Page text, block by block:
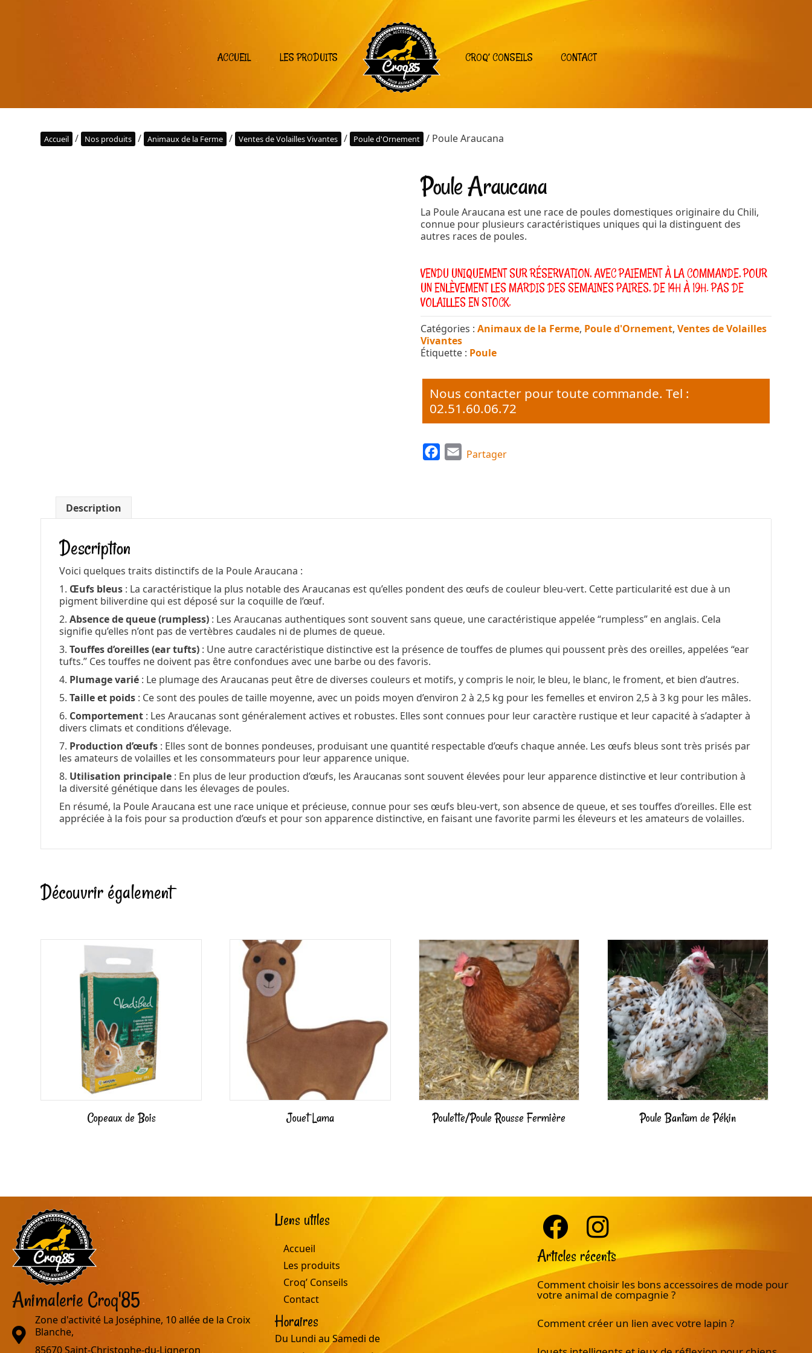
ACCUEIL LES PRODUITS CROQ’ CONSEILS CONTACT
Accueil / Nos produits / Animaux de la Ferme / Ventes de Volailles Vivantes / Poule d'Ornement / Poule Araucana
Poule Araucana
La Poule Araucana est une race de poules domestiques originaire du Chili,
connue pour plusieurs caractéristiques uniques qui la distinguent des
autres races de poules.
VENDU UNIQUEMENT SUR RÉSERVATION, AVEC PAIEMENT À LA COMMANDE, POUR
UN ENLÈVEMENT LES MARDIS DES SEMAINES PAIRES, DE 14H À 19H. PAS DE
VOLAILLES EN STOCK.
Catégories :Animaux de la Ferme, Poule d'Ornement,Ventes de Volailles
Vivantes
Étiquette : Poule
Nous contacter pour toute commande. Tel :
02.51.60.06.72
b
E
l
Partager
Description
Description
Voici quelques traits distinctifs de la Poule Araucana :
1. Œufs bleus : La caractéristique la plus notable des Araucanas est qu’elles pondent des œufs de couleur bleu-vert. Cette particularité est due à un
pigment biliverdine qui est déposé sur la coquille de l’œuf.
2.Absence de queue (rumpless) : Les Araucanas authentiques sont souvent sans queue, une caractéristique appelée “rumpless” en anglais. Cela
signifie qu’elles n’ont pas de vertèbres caudales ni de plumes de queue.
3.Touffes d’oreilles (ear tufts) : Une autre caractéristique distinctive est la présence de touffes de plumes qui poussent près des oreilles, appelées “ear
tufts.” Ces touffes ne doivent pas être confondues avec une barbe ou des favoris.
4. Plumage varié : Le plumage des Araucanas peut être de diverses couleurs et motifs, y compris le noir, le bleu, le blanc, le froment, et bien d’autres.
5.Taille et poids : Ce sont des poules de taille moyenne, avec un poids moyen d’environ 2 à 2,5 kg pour les femelles et environ 2,5 à 3 kg pour les mâles.
6. Comportement : Les Araucanas sont généralement actives et robustes. Elles sont connues pour leur caractère rustique et leur capacité à s’adapter à
divers climats et conditions d’élevage.
7. Production d’œufs : Elles sont de bonnes pondeuses, produisant une quantité respectable d’œufs chaque année. Les œufs bleus sont très prisés par
les amateurs de volailles et les consommateurs pour leur apparence unique.
8. Utilisation principale : En plus de leur production d’œufs, les Araucanas sont souvent élevées pour leur apparence distinctive et leur contribution à
la diversité génétique dans les élevages de poules.
En résumé, la Poule Araucana est une race unique et précieuse, connue pour ses œufs bleu-vert, son absence de queue, et ses touffes d’oreilles. Elle est
appréciée à la fois pour sa production d’œufs et pour son apparence distinctive, en faisant une favorite parmi les éleveurs et les amateurs de volailles.
Découvrir également
Copeaux de Bois Jouet Lama Poulette/Poule Rousse Fermière Poule Bantam de Pékin
Animalerie Croq'85
adresse
Zone d'activité La Joséphine, 10 allée de la Croix
Blanche,
85670 Saint-Christophe-du-Ligneron
Liens utiles
Accueil
Les produits
Croq’ Conseils
Contact
Horaires
Du Lundi au Samedi de
Articles récents
Comment choisir les bons accessoires de mode pour
votre animal de compagnie ?
Comment créer un lien avec votre lapin ?